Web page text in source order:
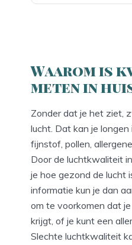
Waarom is
meten in
Zonder dat je het ziet,
lucht. Dat kan je
fijnstof, pollen,
Door de luchtkwaliteit
je hoe gezond de lucht
informatie kun je dan
om te voorkomen dat
krijgt, of je kunt een
Slechte luchtkwaliteit